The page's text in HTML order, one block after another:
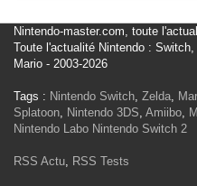
Nintendo-master.com, toute
Toute l'actualité Nintendo :
Mario - 2003-2026
Tags : Nintendo Switch, Zelda,
Splatoon, Nintendo 3DS, Amiibo,
Nintendo Labo Nintendo Switch 2
RSS Actu, RSS Tests